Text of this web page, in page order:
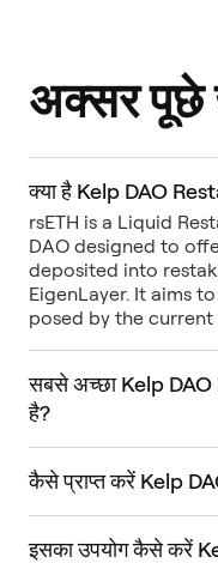
अक्सर पूछे
क्या है Kelp DAO
rsETH is a Liquid
DAO designed to
deposited into
EigenLayer. It aims
posed by the
सबसे अच्छा Kelp DAO
है?
कैसे प्राप्त करें Kelp
इसका उपयोग कैसे करें